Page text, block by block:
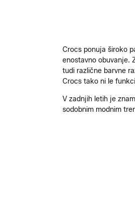
Crocs ponuja široko
enostavno obuvanje.
tudi različne barvne
Crocs tako ni le
V zadnjih letih je
sodobnim modnim